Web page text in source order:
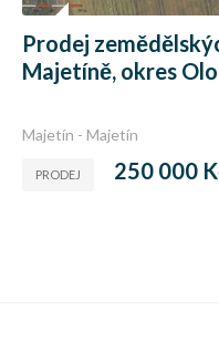
Prodej
Majetíně, okres
Majetín - Majetín
PRODEJ 250 000